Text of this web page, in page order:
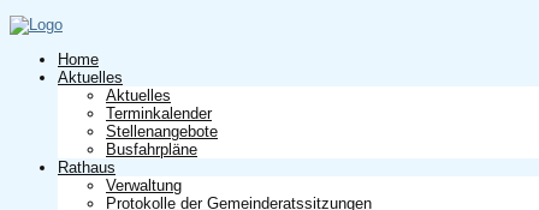
Home
Aktuelles
Aktuelles
Terminkalender
Stellenangebote
Busfahrpläne
Rathaus
Verwaltung
Protokolle der Gemeinderatssitzungen